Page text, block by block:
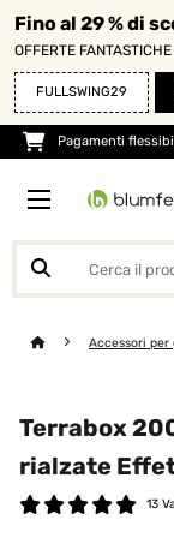
Fino al 29 % di
OFFERTE
FULLSWING29
Pagamenti
Accessori per
Terrabox
rialzate
13